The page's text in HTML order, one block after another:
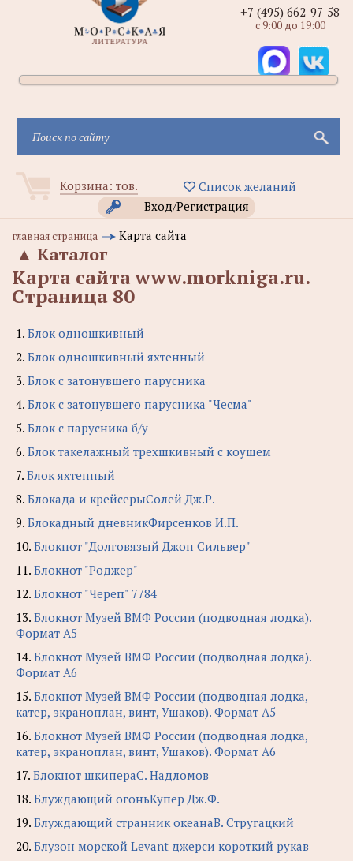
Корзина: тов.
Список желаний
Вход/Регистрация
+7 (495) 662-97-58
с 9:00 до 19:00
главная страница Карта сайта
Каталог
▲
Карта сайта www.morkniga.ru.
Cтраница 80
1. Блок одношкивный
2. Блок одношкивный яхтенный
3. Блок с затонувшего парусника
4. Блок с затонувшего парусника "Чесма"
5. Блок с парусника б/у
6. Блок такелажный трехшкивный с коушем
7. Блок яхтенный
8. Блокада и крейсерыСолей Дж.Р.
9. Блокадный дневникФирсенков И.П.
10. Блокнот "Долговязый Джон Сильвер"
11. Блокнот "Роджер"
12. Блокнот "Череп" 7784
13. Блокнот Музей ВМФ России (подводная лодка).
Формат А5
14. Блокнот Музей ВМФ России (подводная лодка).
Формат А6
15. Блокнот Музей ВМФ России (подводная лодка,
катер, экраноплан, винт, Ушаков). Формат А5
16. Блокнот Музей ВМФ России (подводная лодка,
катер, экраноплан, винт, Ушаков). Формат А6
17. Блокнот шкипераС. Надломов
18. Блуждающий огоньКупер Дж.Ф.
19. Блуждающий странник океанаВ. Стругацкий
20. Блузон морской Levant джерси короткий рукав